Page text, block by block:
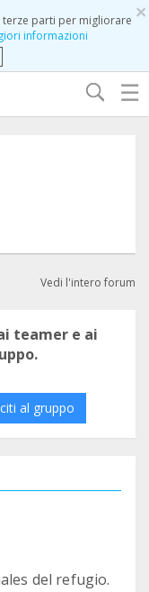
×
parti per migliorare
informazioni
☰
Vedi l'intero forum
teamer e ai
al gruppo
del refugio.